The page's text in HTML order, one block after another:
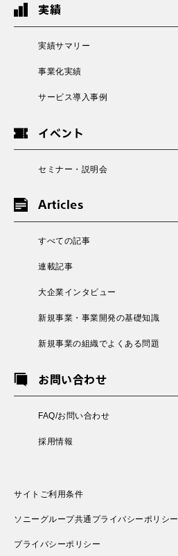
実績
実績サマリー
事業化実績
サービス導入事例
イベント
セミナー・説明会
Articles
すべての記事
連載記事
大企業インタビュー
新規事業・事業開発の基礎知識
新規事業の組織でよくある問題
お問い合わせ
FAQ/お問い合わせ
採用情報
サイトご利用条件
ソニーグループ共通プライバシーポリシー
プライバシーポリシー